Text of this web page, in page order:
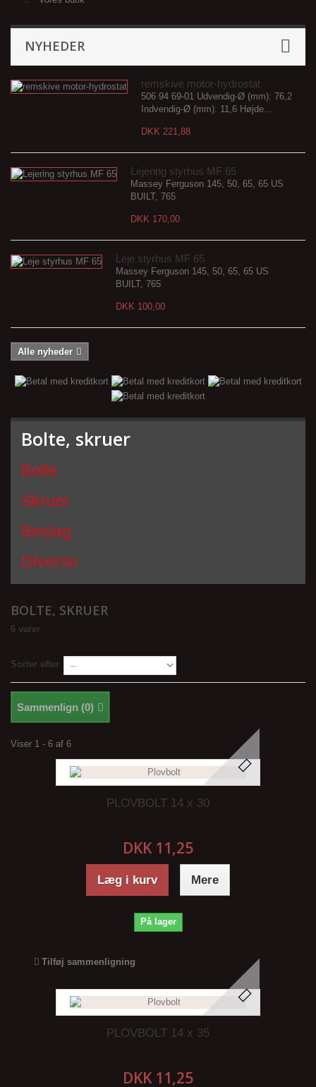
NYHEDER
remskive motor-hydrostat
506 94 69-01 Udvendig-Ø (mm): 76,2
Indvendig-Ø (mm): 11,6 Højde...
DKK 221,88
Lejering styrhus MF 65
Massey Ferguson 145, 50, 65, 65 US
BUILT, 765
DKK 170,00
Leje styrhus MF 65
Massey Ferguson 145, 50, 65, 65 US
BUILT, 765
DKK 100,00
Alle nyheder
Bolte, skruer
Bolte
Skruer
Beslag
Diverse
BOLTE, SKRUER
6 varer
Sorter efter
Sammenlign (0)
Viser 1 - 6 af 6
PLOVBOLT 14 x 30
DKK 11,25
Læg i kurv Mere
På lager
Tilføj sammenligning
PLOVBOLT 14 x 35
DKK 11,25